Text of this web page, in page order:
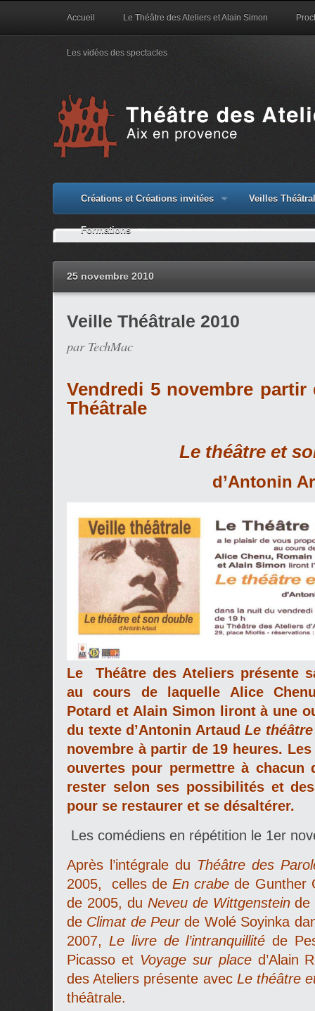
Accueil Le Théâtre des Ateliers et Alain Simon
Les vidéos des spectacles
Créations et Créations invitées Veilles
Formations
25 novembre 2010
Veille Théâtrale 2010
par TechMac
Vendredi 5 novembre
Théâtrale
Le théâtre et
d’Antonin
Le Théâtre des Ateliers présente
au cours de laquelle Alice
Potard et Alain Simon liront à une
du texte d’Antonin ArtaudLe
novembre à partir de 19 heures.
ouvertes pour permettre à chacun
rester selon ses possibilités et
pour se restaurer et se désaltérer.
Les comédiens en répétition le 1er
Après l’intégrale du Théâtre des
2005, celles deEn crabe de Gunther
de 2005, du Neveu de Wittgensteinde
de Climat de Peurde Wolé Soyinka
2007, Le livre de l’intranquillité de
Picasso et Voyage sur place d’Alain
des Ateliers présente avec Le théâtre
théâtrale.